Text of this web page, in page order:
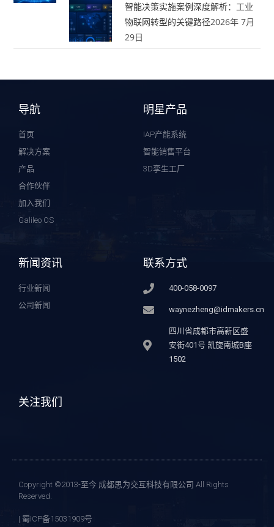
智能决策实施案例深度解析：工业
物联网转型的关键路径2026年 7月
29日
导航
首页
解决方案
产品
合作伙伴
加入我们
Galileo OS
明星产品
IAP产能系统
智能销售平台
3D孪生工厂
新闻资讯
行业新闻
公司新闻
联系方式
400-058-0097
waynezheng@idmakers.cn
四川省成都市高新区盛
安街401号 凯旋南城B座
1502
关注我们
Copyright ©2013-至今 成都思为交互科技有限公司 All Rights
Reserved.
| 蜀ICP备15031909号